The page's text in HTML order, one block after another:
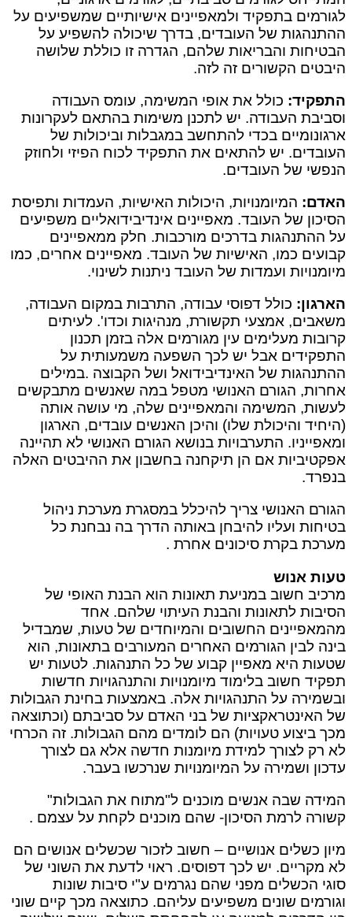
לגורמים בתפקיד ולמאפיינים אישיותיים שמשפיעים על
ההתנהגות של העובדים, בדרך שיכולה להשפיע על
הבטיחות והבריאות שלהם, הגדרה זו כוללת שלושה
היבטים הקשורים זה לזה.
התפקיד: כולל את אופי המשימה, עומס העבודה
וסביבת העבודה. יש לתכנן משימות בהתאם לעקרונות
ארגונומיים בכדי להתחשב במגבלות וביכולות של
העובדים. יש להתאים את התפקיד לכוח הפיזי ולחוזק
הנפשי של העובדים.
האדם: המיומנויות, היכולות האישיות, העמדות ותפיסת
הסיכון של העובד. מאפיינים אינדיבידואליים משפיעים
על ההתנהגות בדרכים מורכבות. חלק ממאפיינים
קבועים כמו, האישיות של העובד. מאפיינים אחרים, כמו
מיומנויות ועמדות של העובד ניתנות לשינוי.
הארגון­: כולל דפוסי עבודה, התרבות במקום העבודה,
משאבים, אמצעי תקשורת, מנהיגות וכדו'. לעיתים
קרובות מעלימים עין מגורמים אלה בזמן תכנון
התפקידים אבל יש לכך השפעה משמעותית על
ההתנהגות של האינדיבידואל ושל הקבוצה .במילים
אחרות, הגורם האנושי מטפל במה שאנשים מתבקשים
לעשות, המשימה והמאפיינים שלה, מי עושה אותה
(היחיד והיכולת שלו) והיכ­ן האנשים עובדים, הארגון
ומאפייניו. התערבויות בנושא הגורם האנושי לא תהיינה
אפקטיביות אם הן תיקחנה בחשבון את ההיבטים האלה
בנפרד.
הגורם האנושי צריך להיכלל במסגרת מערכת ניהול
בטיחות ועליו להיבחן באותה הדרך בה נבחנת כל
מערכת בקרת סיכונים אחרת .
טעות אנוש
מרכיב חשוב במניעת תאונות הוא הבנת האופי של
הסיבות לתאונות והבנת העיתוי שלהם. אחד
מהמאפיינים החשובים והמיוחדים של טעות, שמבדיל
בינה לבין הגורמים האחרים המעורבים בתאונות, הוא
שטעות היא מאפיין קבוע של כל התנהגות. לטעות יש
תפקיד חשוב בלימוד מיומנויות והתנהגויות חדשות
ובשמירה על התנהגויות אלה. באמצעות בחינת הגבולות
של האינטראקציות של בני האדם על סביבתם (וכתוצאה
מכך ביצוע טעויות) הם לומדים מהם הגבולות. זה הכרחי
לא רק לצורך למידת מיומנות חדשה אלא גם לצורך
עדכון ושמירה על המיומנויות שנרכשו בעבר.
המידה שבה אנשים מוכנים ל"מתוח את הגבולות"
קשורה לרמת הסיכון‑ שהם מוכנים לקחת על עצמם .
מיון­ כשלים אנושיים – חשוב לזכור שכשלים אנושים הם
לא מקריים. יש לכך דפוסים. ראוי לדעת את השוני של
סוגי הכשלים מפני שהם נגרמים ע"י סיבות שונות
וגורמים שונים משפיעים עליהם. כתוצאה מכך קיים שוני